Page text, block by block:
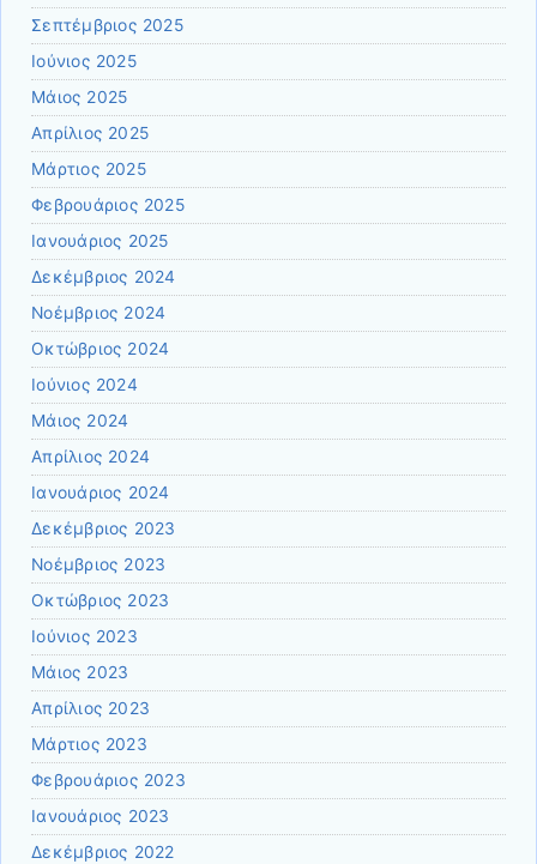
Σεπτέμβριος 2025
Ιούνιος 2025
Μάιος 2025
Απρίλιος 2025
Μάρτιος 2025
Φεβρουάριος 2025
Ιανουάριος 2025
Δεκέμβριος 2024
Νοέμβριος 2024
Οκτώβριος 2024
Ιούνιος 2024
Μάιος 2024
Απρίλιος 2024
Ιανουάριος 2024
Δεκέμβριος 2023
Νοέμβριος 2023
Οκτώβριος 2023
Ιούνιος 2023
Μάιος 2023
Απρίλιος 2023
Μάρτιος 2023
Φεβρουάριος 2023
Ιανουάριος 2023
Δεκέμβριος 2022